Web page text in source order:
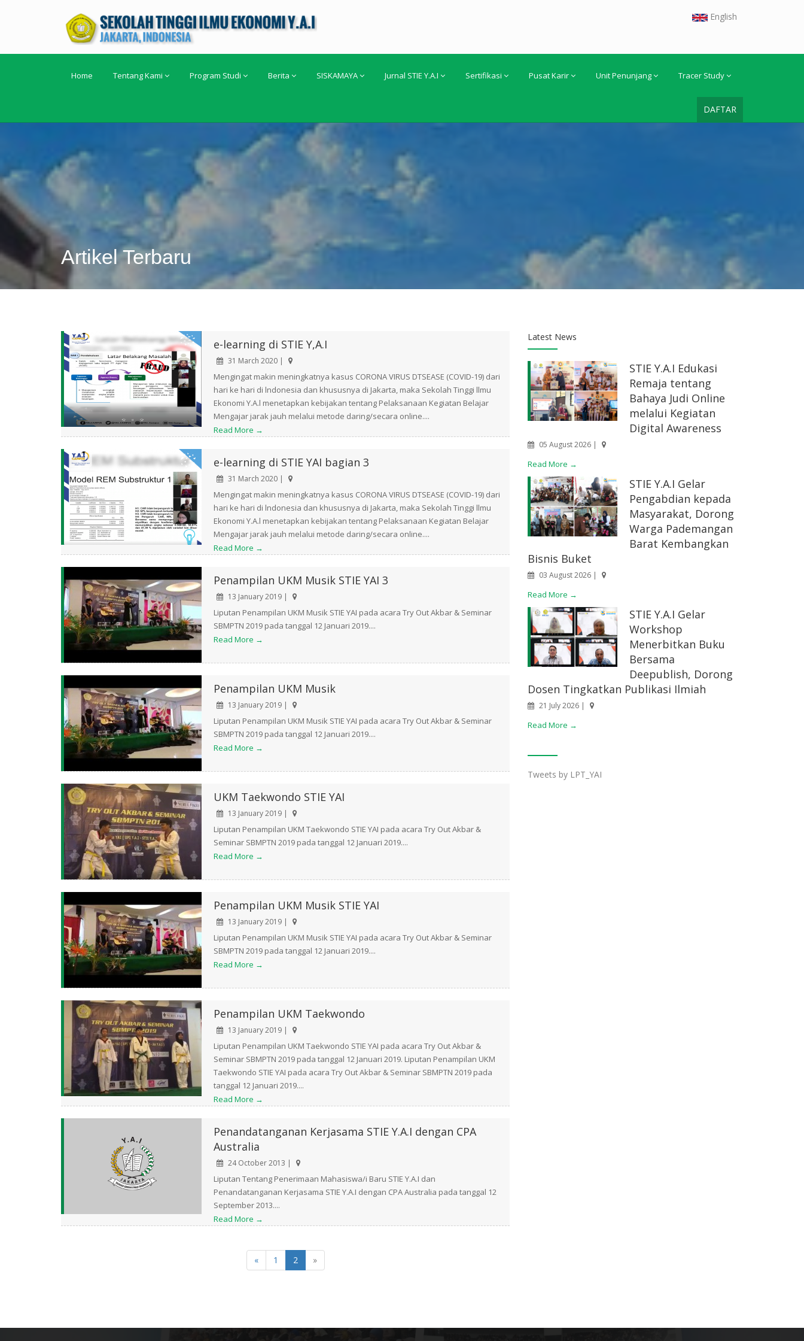
English
Home Tentang Kami Program Studi Berita SISKAMAYA Jurnal STIE Y.A.I Sertifikasi Pusat Karir Unit Penunjang Tracer Study
DAFTAR
Artikel Terbaru
e-learning di STIE Y,A.I
31 March 2020 |
Mengingat makin meningkatnya kasus CORONA VIRUS DTSEASE (COVID-19) dari
hari ke hari di lndonesia dan khususnya di Jakarta, maka Sekolah Tinggi llmu
Ekonomi Y.A.l menetapkan kebijakan tentang Pelaksanaan Kegiatan Belajar
Mengajar jarak jauh melalui metode daring/secara online....
Read More →
e-learning di STIE YAI bagian 3
31 March 2020 |
Mengingat makin meningkatnya kasus CORONA VIRUS DTSEASE (COVID-19) dari
hari ke hari di lndonesia dan khususnya di Jakarta, maka Sekolah Tinggi llmu
Ekonomi Y.A.l menetapkan kebijakan tentang Pelaksanaan Kegiatan Belajar
Mengajar jarak jauh melalui metode daring/secara online....
Read More →
Penampilan UKM Musik STIE YAI 3
13 January 2019 |
Liputan Penampilan UKM Musik STIE YAI pada acara Try Out Akbar & Seminar
SBMPTN 2019 pada tanggal 12 Januari 2019....
Read More →
Penampilan UKM Musik
13 January 2019 |
Liputan Penampilan UKM Musik STIE YAI pada acara Try Out Akbar & Seminar
SBMPTN 2019 pada tanggal 12 Januari 2019....
Read More →
UKM Taekwondo STIE YAI
13 January 2019 |
Liputan Penampilan UKM Taekwondo STIE YAI pada acara Try Out Akbar &
Seminar SBMPTN 2019 pada tanggal 12 Januari 2019....
Read More →
Penampilan UKM Musik STIE YAI
13 January 2019 |
Liputan Penampilan UKM Musik STIE YAI pada acara Try Out Akbar & Seminar
SBMPTN 2019 pada tanggal 12 Januari 2019....
Read More →
Penampilan UKM Taekwondo
13 January 2019 |
Liputan Penampilan UKM Taekwondo STIE YAI pada acara Try Out Akbar &
Seminar SBMPTN 2019 pada tanggal 12 Januari 2019. Liputan Penampilan UKM
Taekwondo STIE YAI pada acara Try Out Akbar & Seminar SBMPTN 2019 pada
tanggal 12 Januari 2019....
Read More →
Penandatanganan Kerjasama STIE Y.A.I dengan CPA
Australia
24 October 2013 |
Liputan Tentang Penerimaan Mahasiswa/i Baru STIE Y.A.I dan
Penandatanganan Kerjasama STIE Y.A.I dengan CPA Australia pada tanggal 12
September 2013....
Read More →
« 1 2 »
Latest News
STIE Y.A.I Edukasi
Remaja tentang
Bahaya Judi Online
melalui Kegiatan
Digital Awareness
05 August 2026 |
Read More →
STIE Y.A.I Gelar
Pengabdian kepada
Masyarakat, Dorong
Warga Pademangan
Barat Kembangkan
Bisnis Buket
03 August 2026 |
Read More →
STIE Y.A.I Gelar
Workshop
Menerbitkan Buku
Bersama
Deepublish, Dorong
Dosen Tingkatkan Publikasi Ilmiah
21 July 2026 |
Read More →
Tweets by LPT_YAI